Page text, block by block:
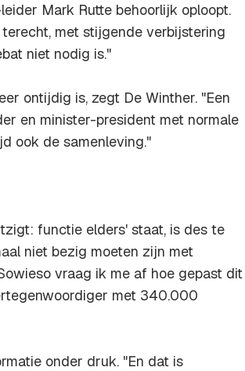
Mark Rutte behoorlijk oploopt.
met stijgende verbijstering
niet nodig is."
ontijdig is, zegt De Winther. "Een
en minister-president met normale
ook de samenleving."
functie elders' staat, is des te
niet bezig moeten zijn met
vraag ik me af hoe gepast dit
met 340.000
onder druk. "En dat is